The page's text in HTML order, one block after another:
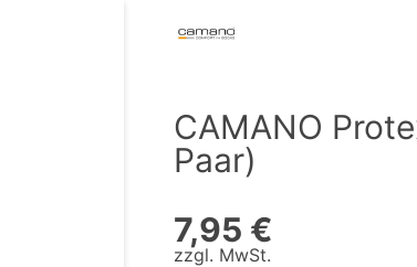
CAMANO
Paar)
7,95 €
zzgl. MwSt.